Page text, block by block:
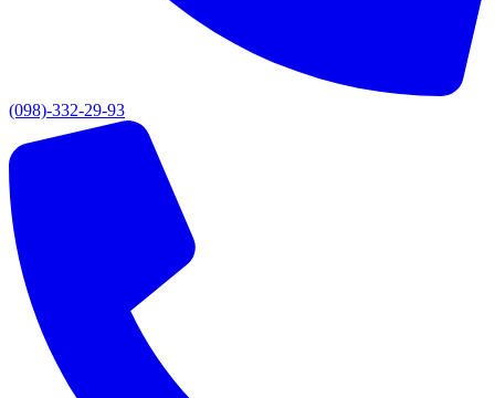
(098)-332-29-93